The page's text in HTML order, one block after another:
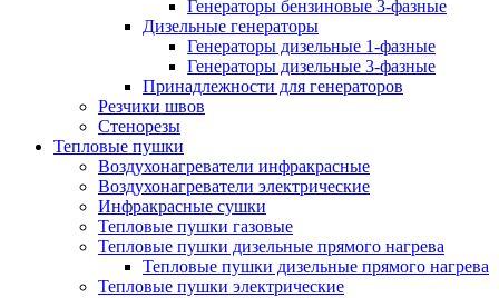
Генераторы бензиновые 3-фазные
Дизельные генераторы
Генераторы дизельные 1-фазные
Генераторы дизельные 3-фазные
Принадлежности для генераторов
Резчики швов
Стенорезы
Тепловые пушки
Воздухонагреватели инфракрасные
Воздухонагреватели электрические
Инфракрасные сушки
Тепловые пушки газовые
Тепловые пушки дизельные прямого нагрева
Тепловые пушки дизельные прямого нагрева
Тепловые пушки электрические